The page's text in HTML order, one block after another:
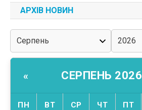
АРХІВ НОВИН
« СЕРПЕНЬ 2026
ПН ВТ СР ЧТ ПТ